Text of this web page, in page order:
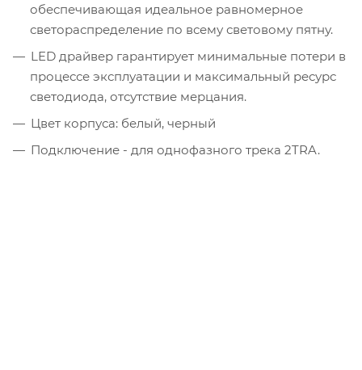
обеспечивающая идеальное равномерное
светораспределение по всему световому пятну.
LED драйвер гарантирует минимальные потери в
процессе эксплуатации и максимальный ресурс
светодиода, отсутствие мерцания.
Цвет корпуса: белый, черный
Подключение - для однофазного трека 2TRA.